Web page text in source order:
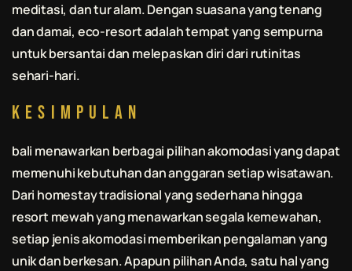
meditasi, dan tur alam. Dengan suasana yang tenang
dan damai, eco-resort adalah tempat yang sempurna
untuk bersantai dan melepaskan diri dari rutinitas
sehari-hari.
Kesimpulan
bali menawarkan berbagai pilihan akomodasi yang dapat
memenuhi kebutuhan dan anggaran setiap wisatawan.
Dari homestay tradisional yang sederhana hingga
resort mewah yang menawarkan segala kemewahan,
setiap jenis akomodasi memberikan pengalaman yang
unik dan berkesan. Apapun pilihan Anda, satu hal yang